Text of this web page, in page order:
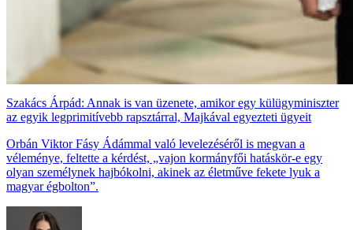
Szakács Árpád: Annak is van üzenete, amikor egy külügyminiszter
az egyik legprimitívebb rapsztárral, Majkával egyezteti ügyeit
Orbán Viktor Fásy Ádámmal való levelezéséről is megvan a
véleménye, feltette a kérdést, „vajon kormányfői hatáskör-e egy
olyan személynek hajbókolni, akinek az életműve fekete lyuk a
magyar égbolton”.